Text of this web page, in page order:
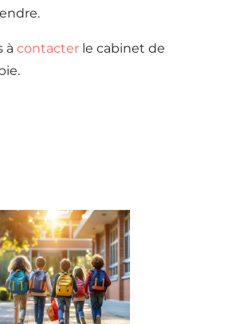
à contacterle cabinet de